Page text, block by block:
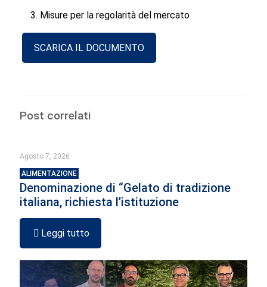
Misure per la regolarità del mercato
SCARICA IL DOCUMENTO
Post correlati
Agosto 7, 2026
ALIMENTAZIONE
Denominazione di “Gelato di tradizione
italiana, richiesta l’istituzione
Leggi tutto